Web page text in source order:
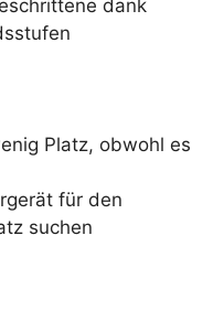
dank
Platz, obwohl es
für den
suchen